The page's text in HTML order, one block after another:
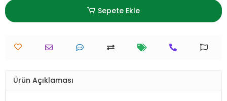
Sepete Ekle
Ürün Açıklaması